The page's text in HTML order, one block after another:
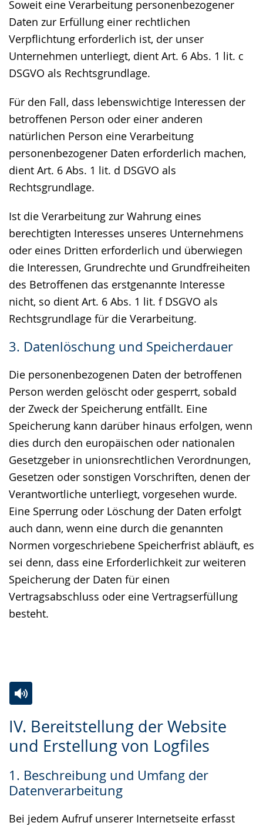
Soweit eine Verarbeitung personenbezogener
Daten zur Erfüllung einer rechtlichen
Verpflichtung erforderlich ist, der unser
Unternehmen unterliegt, dient Art. 6 Abs. 1 lit. c
DSGVO als Rechtsgrundlage.
Für den Fall, dass lebenswichtige Interessen der
betroffenen Person oder einer anderen
natürlichen Person eine Verarbeitung
personenbezogener Daten erforderlich machen,
dient Art. 6 Abs. 1 lit. d DSGVO als
Rechtsgrundlage.
Ist die Verarbeitung zur Wahrung eines
berechtigten Interesses unseres Unternehmens
oder eines Dritten erforderlich und überwiegen
die Interessen, Grundrechte und Grundfreiheiten
des Betroffenen das erstgenannte Interesse
nicht, so dient Art. 6 Abs. 1 lit. f DSGVO als
Rechtsgrundlage für die Verarbeitung.
3. Datenlöschung und Speicherdauer
Die personenbezogenen Daten der betroffenen
Person werden gelöscht oder gesperrt, sobald
der Zweck der Speicherung entfällt. Eine
Speicherung kann darüber hinaus erfolgen, wenn
dies durch den europäischen oder nationalen
Gesetzgeber in unionsrechtlichen Verordnungen,
Gesetzen oder sonstigen Vorschriften, denen der
Verantwortliche unterliegt, vorgesehen wurde.
Eine Sperrung oder Löschung der Daten erfolgt
auch dann, wenn eine durch die genannten
Normen vorgeschriebene Speicherfrist abläuft, es
sei denn, dass eine Erforderlichkeit zur weiteren
Speicherung der Daten für einen
Vertragsabschluss oder eine Vertragserfüllung
besteht.
IV. Bereitstellung der Website
und Erstellung von Logfiles
1. Beschreibung und Umfang der
Datenverarbeitung
Bei jedem Aufruf unserer Internetseite erfasst
Leichten
Sprache
Audio-
Unterstützung.
Video
in
Gebärdensprache
wird
angezeigt.